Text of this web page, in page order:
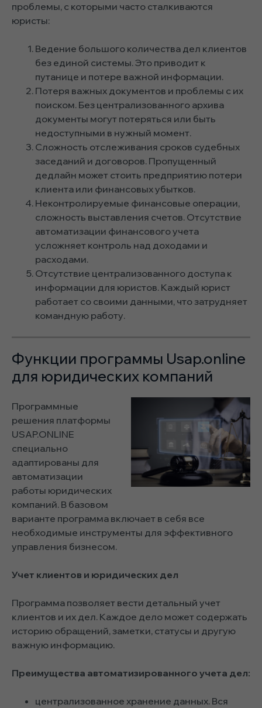
проблемы, с которыми часто сталкиваются
юристы:
Ведение большого количества дел клиентов
без единой системы. Это приводит к
путанице и потере важной информации.
Потеря важных документов и проблемы с их
поиском. Без централизованного архива
документы могут потеряться или быть
недоступными в нужный момент.
Сложность отслеживания сроков судебных
заседаний и договоров. Пропущенный
дедлайн может стоить предприятию потери
клиента или финансовых убытков.
Неконтролируемые финансовые операции,
сложность выставления счетов. Отсутствие
автоматизации финансового учета
усложняет контроль над доходами и
расходами.
Отсутствие централизованного доступа к
информации для юристов. Каждый юрист
работает со своими данными, что затрудняет
командную работу.
Функции программы Usap.online
для юридических компаний
Программные
решения платформы
USAP.ONLINE
специально
адаптированы для
автоматизации
работы юридических
компаний. В базовом
варианте программа включает в себя все
необходимые инструменты для эффективного
управления бизнесом.
Учет клиентов и юридических дел
Программа позволяет вести детальный учет
клиентов и их дел. Каждое дело может содержать
историю обращений, заметки, статусы и другую
важную информацию.
Преимущества автоматизированного учета дел:
централизованное хранение данных. Вся